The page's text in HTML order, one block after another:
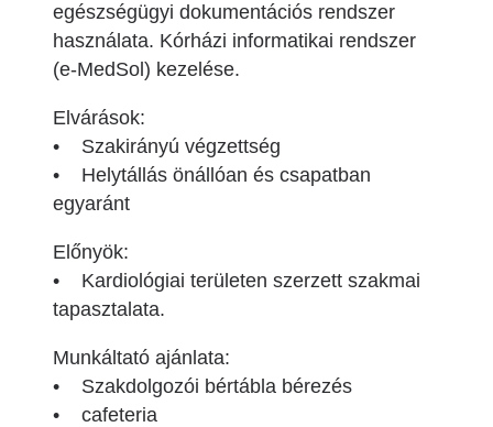
egészségügyi dokumentációs rendszer
használata. Kórházi informatikai rendszer
(e-MedSol) kezelése.
Elvárások:
• Szakirányú végzettség
• Helytállás önállóan és csapatban
egyaránt
Előnyök:
• Kardiológiai területen szerzett szakmai
tapasztalata.
Munkáltató ajánlata:
• Szakdolgozói bértábla bérezés
• cafeteria